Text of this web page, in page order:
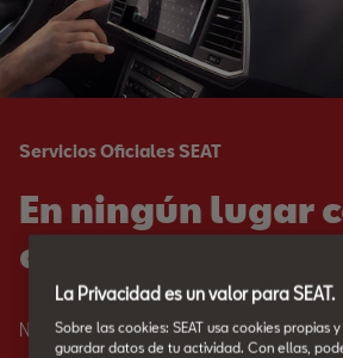
Servicios Oficiales SEAT
En ningún lugar
casa.
Nadie como SEAT para cuidar de tu SEAT.
La Privacidad es un valor para SEAT.
Sobre las cookies: SEAT usa cookies propias
guardar datos de tu actividad. Con ellas,